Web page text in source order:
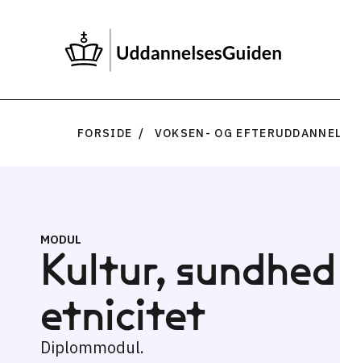
FORSIDE VOKSEN- OG
MODUL
Kultur,
etnicitet
Diplommodul.